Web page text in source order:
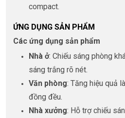
compact.
ỨNG DỤNG SẢN PHẨM
Các ứng dụng sản phẩm
Nhà ở: Chiếu sáng phòng
sáng trắng rõ nét.
Văn phòng: Tăng hiệu quả
đồng đều.
Nhà xưởng: Hỗ trợ chiếu